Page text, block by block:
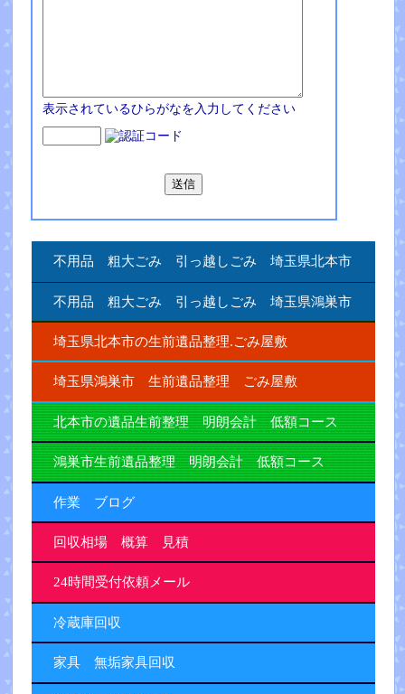
表示されているひらがなを入力してください
不用品 粗大ごみ 引っ越しごみ 埼玉県北本市
不用品 粗大ごみ 引っ越しごみ 埼玉県鴻巣市
埼玉県北本市の生前遺品整理.ごみ屋敷
埼玉県鴻巣市 生前遺品整理 ごみ屋敷
北本市の遺品生前整理 明朗会計 低額コース
鴻巣市生前遺品整理 明朗会計 低額コース
作業 ブログ
回収相場 概算 見積
24時間受付依頼メール
冷蔵庫回収
家具 無垢家具回収